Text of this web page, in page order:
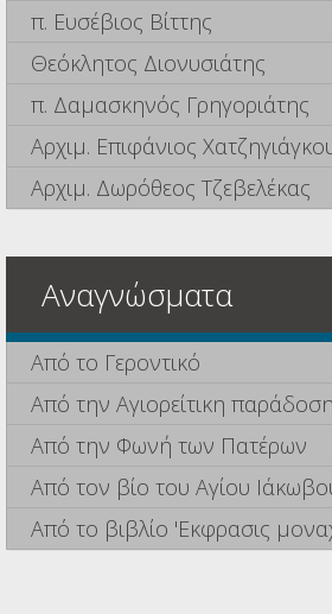
π. Ευσέβιος Βίττης
Θεόκλητος Διονυσιάτης
π. Δαμασκηνός Γρηγοριάτης
Αρχιμ. Επιφάνιος
Αρχιμ. Δωρόθεος Τζεβελέκας
Αναγνώσματα
Από το Γεροντικό
Από την Αγιορείτικη παράδοση
Από την Φωνή των Πατέρων
Από τον βίο του Αγίου
Από το βιβλίο 'Εκφρασις